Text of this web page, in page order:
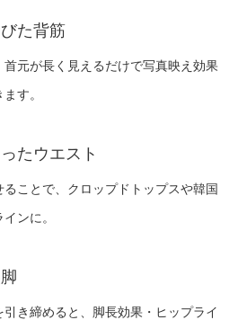
た背筋
元が長く見えるだけで写真映え効果
す。
たウエスト
ことで、クロップドトップスや韓国
ンに。
き締めると、脚長効果・ヒップライ